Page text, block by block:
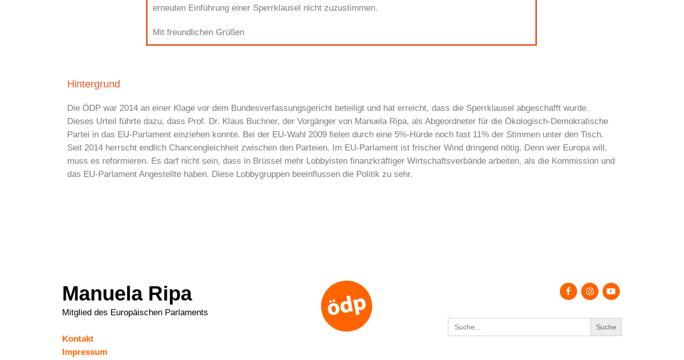
erneuten Einführung einer Sperrklausel nicht zuzustimmen.
Mit freundlichen Grüßen
Hintergrund
Die ÖDP war 2014 an einer Klage vor dem Bundesverfassungsgericht beteiligt und hat erreicht, dass die Sperrklausel abgeschafft wurde.
Dieses Urteil führte dazu, dass Prof. Dr. Klaus Buchner, der Vorgänger von Manuela Ripa, als Abgeordneter für die Ökologisch-Demokratische
Partei in das EU-Parlament einziehen konnte. Bei der EU-Wahl 2009 fielen durch eine 5%-Hürde noch fast 11% der Stimmen unter den Tisch.
Seit 2014 herrscht endlich Chancengleichheit zwischen den Parteien. Im EU-Parlament ist frischer Wind dringend nötig. Denn wer Europa will,
muss es reformieren. Es darf nicht sein, dass in Brüssel mehr Lobbyisten finanzkräftiger Wirtschaftsverbände arbeiten, als die Kommission und
das EU-Parlament Angestellte haben. Diese Lobbygruppen beeinflussen die Politik zu sehr.
Manuela Ripa
Mitglied des Europäischen Parlaments
Kontakt
Impressum
Search
for: